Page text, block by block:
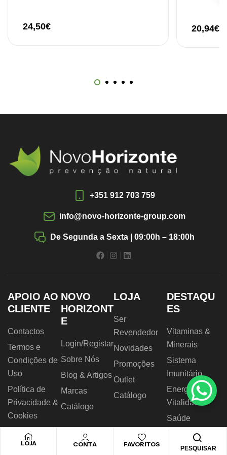
24,50€ 20,94€
LOJA CONTA FAVORITOS
PESQUISAR
+351 912 703 759
info@novo-horizonte-group.com
De Segunda a Sexta | 09:00h – 18:00h
APOIO AO
CLIENTE
Contactos
Termos e
Condições de
Uso
Política de
Privacidade &
Cookies
Livro de
NOVO
HORIZONT
E
Login/Registar
Sobre Nós
Blog & Artigos
Marcas
Catálogo
LOJA
Ser
Revendedor
Novidades
Promoções
Outlet
Catálogo
DESTAQU
ES
Vitaminas &
Minerais
Sistema
Imunitário
Energia &
Vitalidade
Saúde
Digestiva
Nutrição